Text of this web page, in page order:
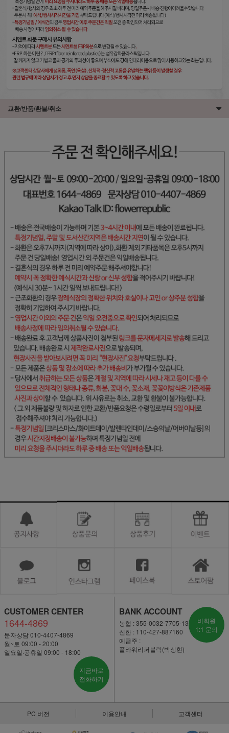
교환/반품/환불/취소
CUSTOMER CENTER
1644-4869
문자상담 010-4407-4869
월~토 09:00 - 20:00
일요일·공휴일 09:00 - 18:00
지금바로
전화하기
BANK ACCOUNT
농협 : 355-0032-7705-13
신한 : 110-427-887160
예금주 :
플라워리퍼블릭(박상현)
비회원
1:1 문의
PC 버전 이용안내 고객센터